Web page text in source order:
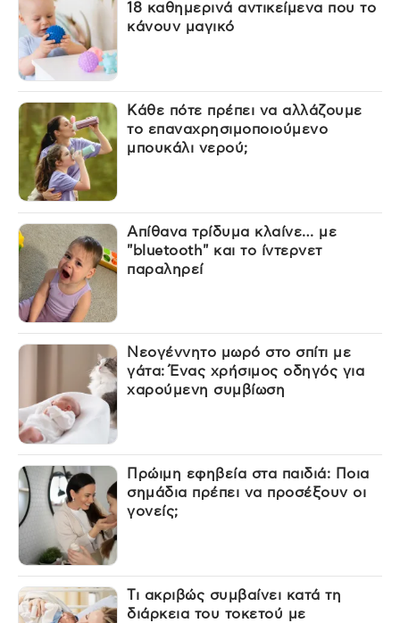
18 καθημερινά αντικείμενα που το
κάνουν μαγικό
Κάθε πότε πρέπει να αλλάζουμε
το επαναχρησιμοποιούμενο
μπουκάλι νερού;
Απίθανα τρίδυμα κλαίνε… με
"bluetooth" και το ίντερνετ
παραληρεί
Νεογέννητο μωρό στο σπίτι με
γάτα: Ένας χρήσιμος οδηγός για
χαρούμενη συμβίωση
Πρώιμη εφηβεία στα παιδιά: Ποια
σημάδια πρέπει να προσέξουν οι
γονείς;
Τι ακριβώς συμβαίνει κατά τη
διάρκεια του τοκετού με